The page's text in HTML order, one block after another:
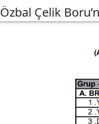
Özbal Çelik